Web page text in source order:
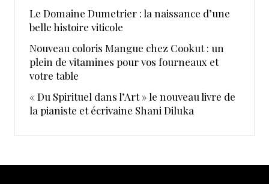
Le Domaine Dumetrier : la naissance d’une
belle histoire viticole
Nouveau coloris Mangue chez Cookut : un
plein de vitamines pour vos fourneaux et
votre table
« Du Spirituel dans l’Art » le nouveau livre de
la pianiste et écrivaine Shani Diluka